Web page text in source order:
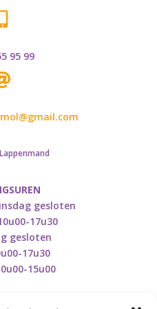
95 99
gesloten
17u30
gesloten
17u30
15u00